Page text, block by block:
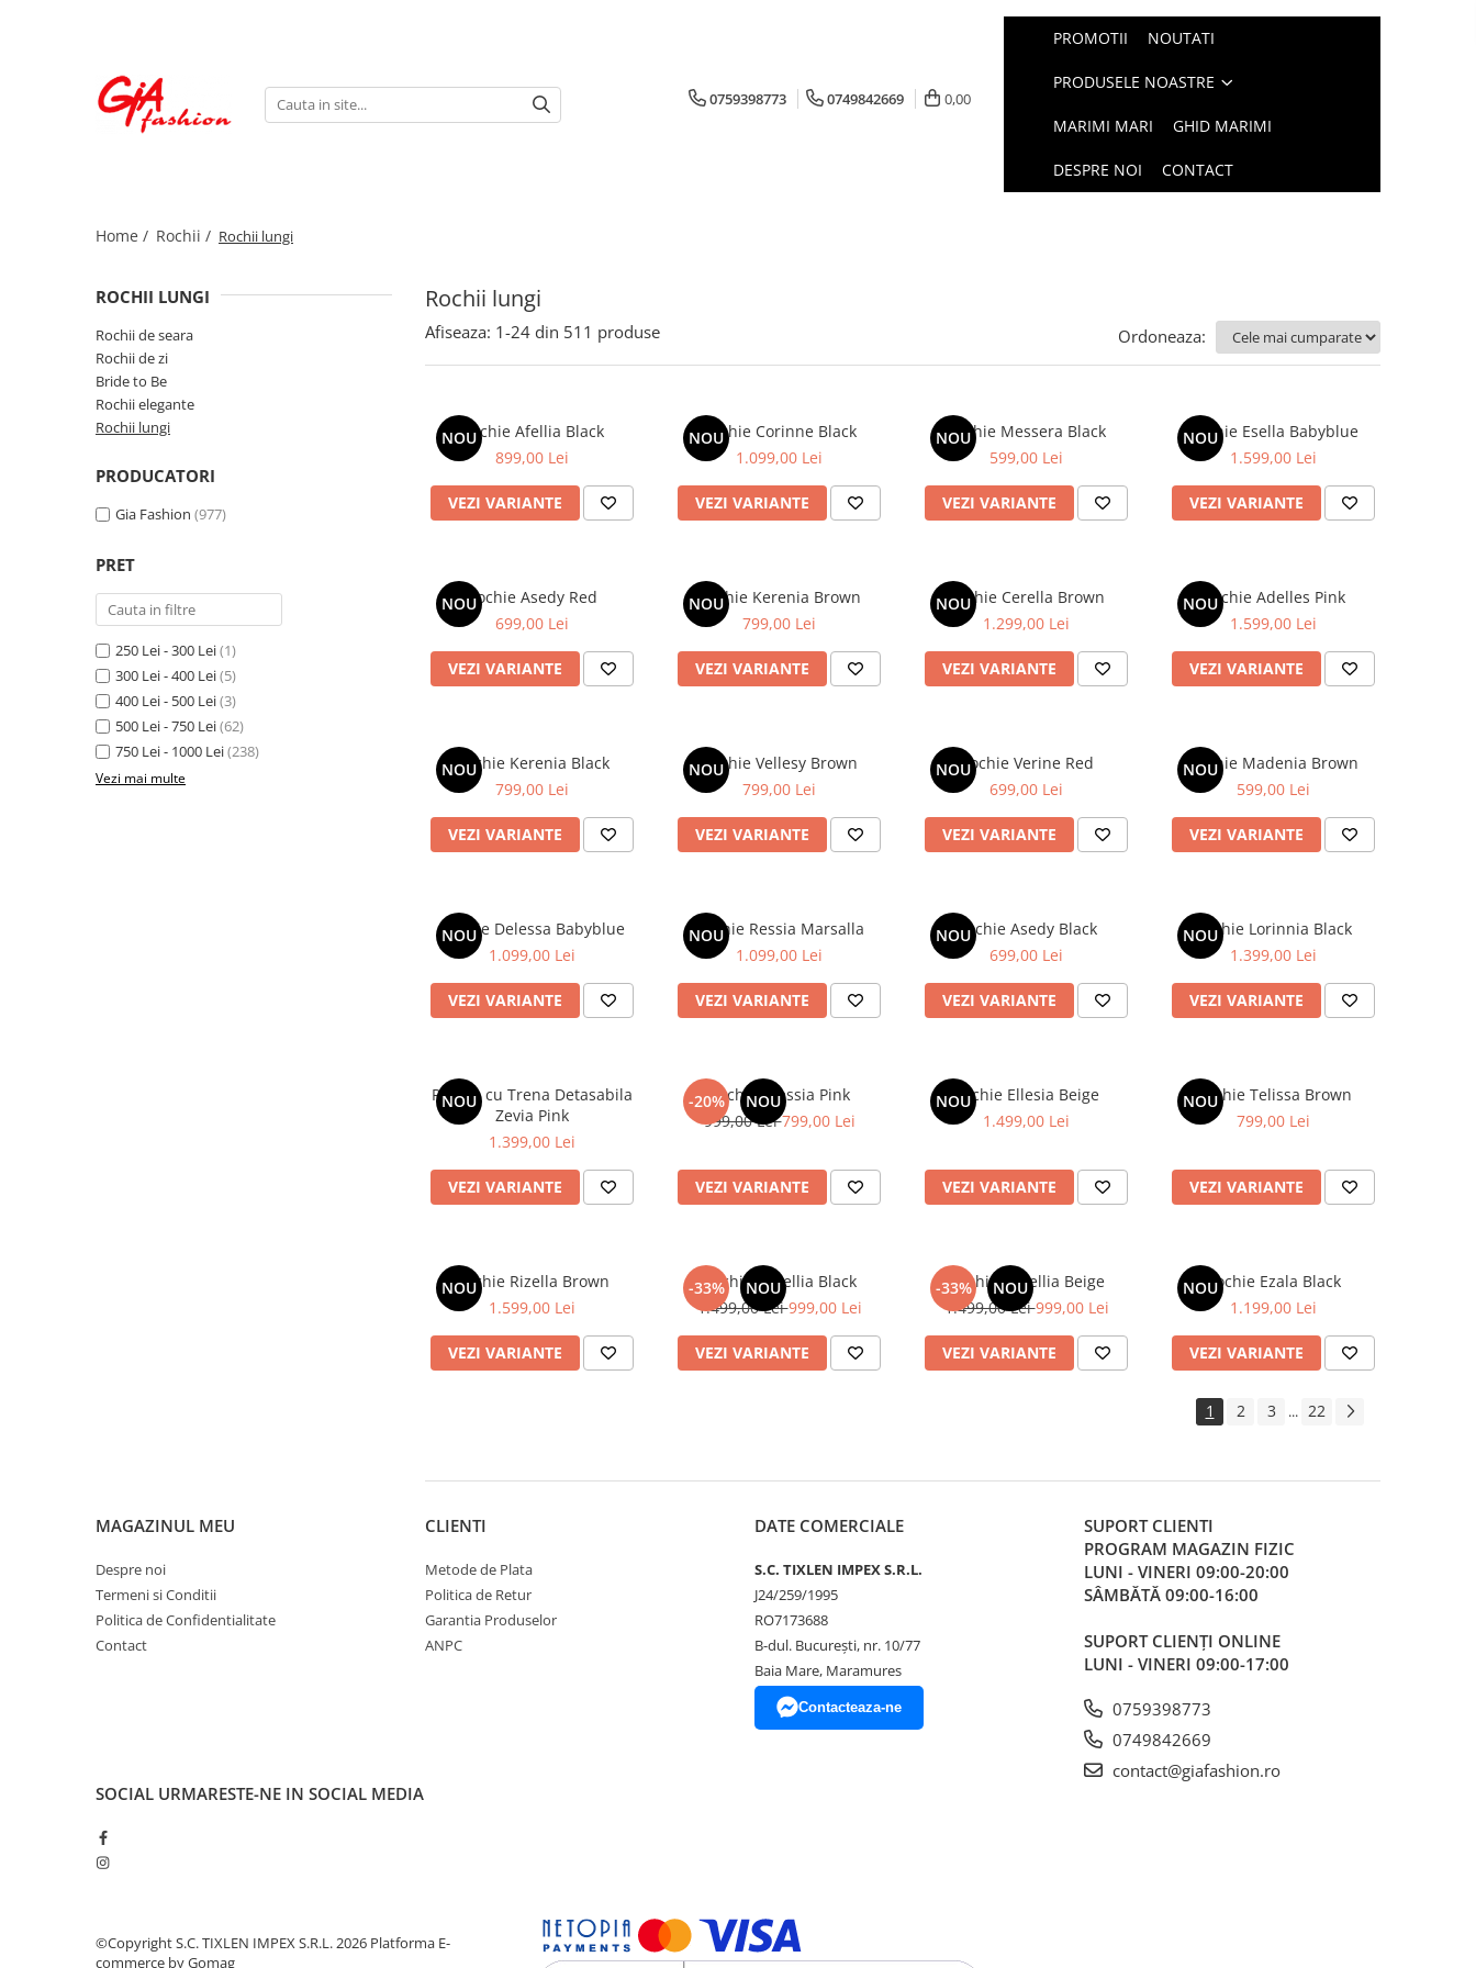
Produsele noastre
Rochii elegante
Compleuri sport
Compleuri elegante
Incaltaminte
Traditional
0759398773 0749842669 0,00
PROMOTII NOUTATI
PRODUSELE NOASTRE
MARIMI MARI GHID MARIMI
DESPRE NOI CONTACT
Home / Rochii / Rochii lungi
Rochii lungi
ROCHII LUNGI
Rochii de seara
Rochii de zi
Bride to Be
Rochii elegante
Rochii lungi
PRODUCATORI
Gia Fashion (977)
PRET
250 Lei - 300 Lei(1)
300 Lei - 400 Lei(5)
400 Lei - 500 Lei(3)
500 Lei - 750 Lei(62)
750 Lei - 1000 Lei(238)
Vezi mai multe
Afiseaza: 1-24 din 511 produse Ordoneaza:
NOURochie Afellia Black
899,00 Lei
VEZI VARIANTE
NOU
Rochie Corinne Black
1.099,00 Lei
VEZI VARIANTE
NOU
Rochie Messera Black
599,00 Lei
VEZI VARIANTE
NOU
Rochie Esella Babyblue
1.599,00 Lei
VEZI VARIANTE
NOURochie Asedy Red
699,00 Lei
VEZI VARIANTE
NOU
Rochie Kerenia Brown
799,00 Lei
VEZI VARIANTE
NOU
Rochie Cerella Brown
1.299,00 Lei
VEZI VARIANTE
NOURochie Adelles Pink
1.599,00 Lei
VEZI VARIANTE
NOU
Rochie Kerenia Black
799,00 Lei
VEZI VARIANTE
NOU
Rochie Vellesy Brown
799,00 Lei
VEZI VARIANTE
NOURochie Verine Red
699,00 Lei
VEZI VARIANTE
NOU
Rochie Madenia Brown
599,00 Lei
VEZI VARIANTE
NOU
Rochie Delessa Babyblue
1.099,00 Lei
VEZI VARIANTE
NOU
Rochie Ressia Marsalla
1.099,00 Lei
VEZI VARIANTE
NOURochie Asedy Black
699,00 Lei
VEZI VARIANTE
NOU
Rochie Lorinnia Black
1.399,00 Lei
VEZI VARIANTE
NOU
Rochie cu Trena Detasabila
Zevia Pink
1.399,00 Lei
VEZI VARIANTE
-20% NOU
Rochie Eressia Pink
999,00 Lei799,00 Lei
VEZI VARIANTE
NOURochie Ellesia Beige
1.499,00 Lei
VEZI VARIANTE
NOU
Rochie Telissa Brown
799,00 Lei
VEZI VARIANTE
NOU
Rochie Rizella Brown
1.599,00 Lei
VEZI VARIANTE
-33% NOU
Rochie Cezellia Black
1.499,00 Lei999,00 Lei
VEZI VARIANTE
-33% NOU
Rochie Cezellia Beige
1.499,00 Lei999,00 Lei
VEZI VARIANTE
NOURochie Ezala Black
1.199,00 Lei
VEZI VARIANTE
1 2 3 ... 22
MAGAZINUL MEU
Despre noi
Termeni si Conditii
Politica de Confidentialitate
Contact
CLIENTI
Metode de Plata
Politica de Retur
Garantia Produselor
ANPC
DATE COMERCIALE
S.C. TIXLEN IMPEX S.R.L.
J24/259/1995
RO7173688
B-dul. București, nr. 10/77
Baia Mare, Maramures
Contacteaza-ne
SUPORT CLIENTI
PROGRAM MAGAZIN FIZIC
LUNI - VINERI 09:00-20:00
SÂMBĂTĂ 09:00-16:00
SUPORT CLIENȚI ONLINE
LUNI - VINERI 09:00-17:00
0759398773
0749842669
contact@giafashion.ro
SOCIAL URMARESTE-NE IN SOCIAL MEDIA
©Copyright S.C. TIXLEN IMPEX S.R.L. 2026 Platforma E-
commerce by Gomag